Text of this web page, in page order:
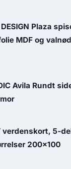
DESIGN Plaza
MDF og
Avila Rundt
verdenskort, 5-
200x100